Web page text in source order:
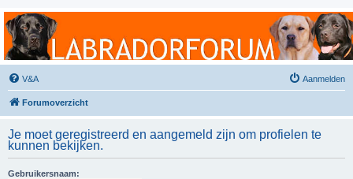
Labradorforum
Het gezelligste Labradorforum van Nederland en België!
V&A Aanmelden
Forumoverzicht
Je moet geregistreerd en aangemeld zijn om profielen te
kunnen bekijken.
Gebruikersnaam: